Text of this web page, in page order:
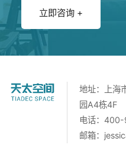
立即咨询 +
地址：上海
园A4栋4F
电话：
邮箱：